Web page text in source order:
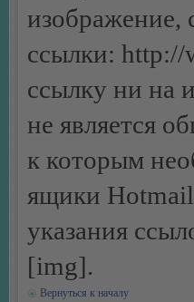
изображение,
ссылки: http://
ссылку ни на
не является
к которым
ящики
указания
[img].
Вернуться к началу